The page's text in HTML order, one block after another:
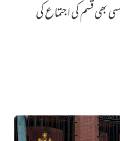
قسم کی اجتماع کی